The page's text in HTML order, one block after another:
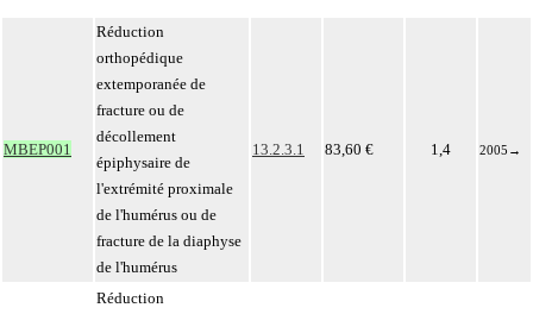
MBEP001
Réduction
orthopédique
extemporanée de
fracture ou de
décollement
épiphysaire de
l'extrémité proximale
de l'humérus ou de
fracture de la diaphyse
de l'humérus
13.2.3.1 83,60 € 1,4 2005 →
Réduction